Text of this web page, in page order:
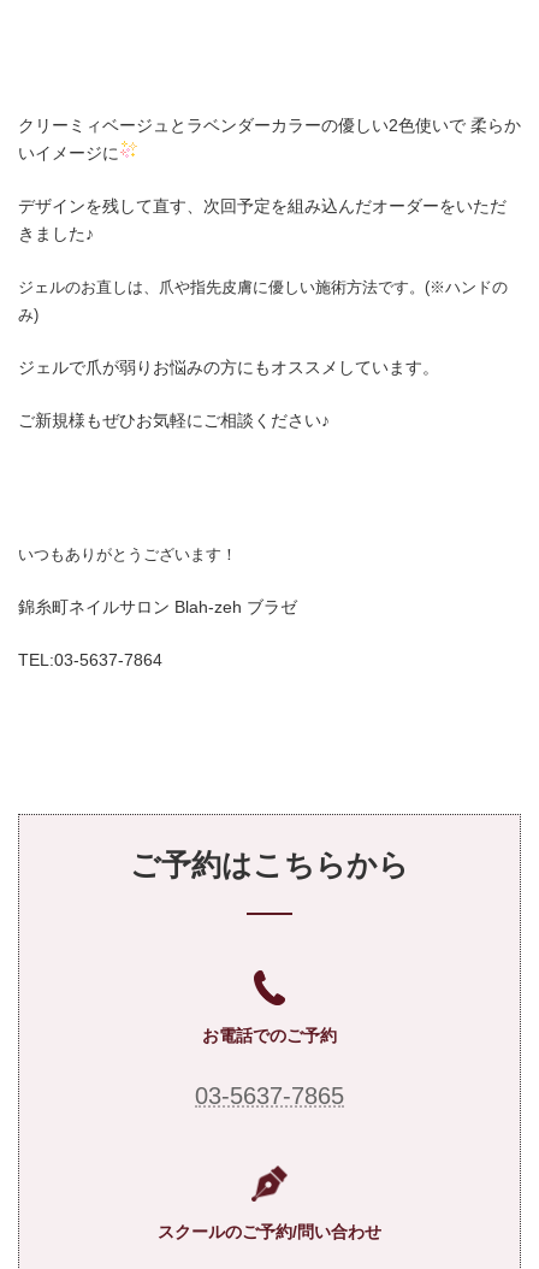
クリーミィベージュとラベンダーカラーの優しい2色使いで 柔らか
いイメージに
デザインを残して直す、次回予定を組み込んだオーダーをいただ
きました♪
ジェルのお直しは、爪や指先皮膚に優しい施術方法です。(※ハンドの
み)
ジェルで爪が弱りお悩みの方にもオススメしています。
ご新規様もぜひお気軽にご相談ください♪
いつもありがとうございます！
錦糸町ネイルサロン Blah-zeh ブラゼ
TEL:03-5637-7864
ご予約はこちらから
お電話でのご予約
03-5637-7865
スクールのご予約/問い合わせ